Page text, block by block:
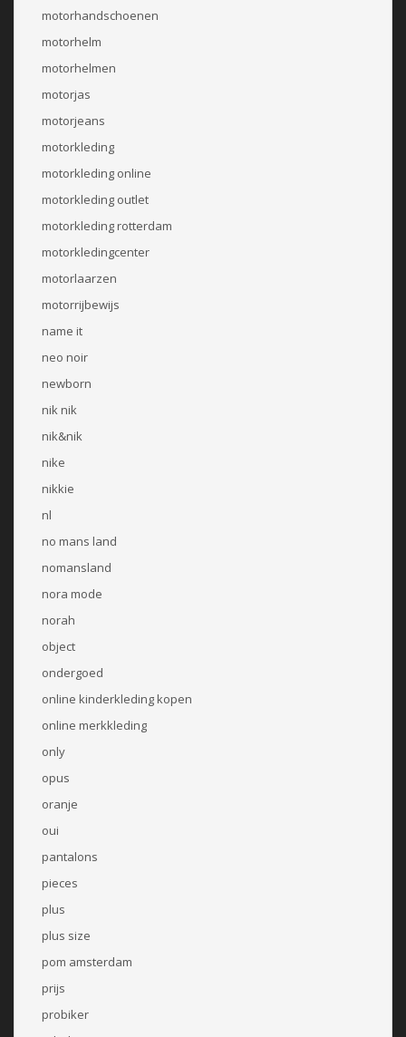
motorhandschoenen
motorhelm
motorhelmen
motorjas
motorjeans
motorkleding
motorkleding online
motorkleding outlet
motorkleding rotterdam
motorkledingcenter
motorlaarzen
motorrijbewijs
name it
neo noir
newborn
nik nik
nik&nik
nike
nikkie
nl
no mans land
nomansland
nora mode
norah
object
ondergoed
online kinderkleding kopen
online merkkleding
only
opus
oranje
oui
pantalons
pieces
plus
plus size
pom amsterdam
prijs
probiker